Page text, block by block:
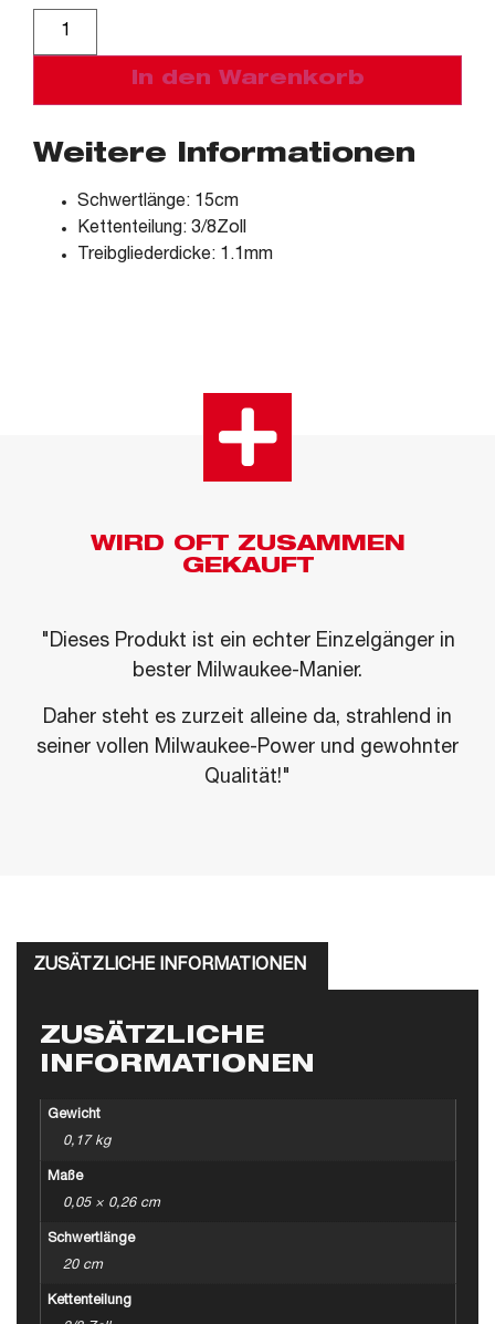
In den Warenkorb
Weitere Informationen
Schwertlänge: 15cm
Kettenteilung: 3/8Zoll
Treibgliederdicke: 1.1mm
WIRD OFT ZUSAMMEN
GEKAUFT
"Dieses Produkt ist ein echter Einzelgänger in
bester Milwaukee-Manier.
Daher steht es zurzeit alleine da, strahlend in
seiner vollen Milwaukee-Power und gewohnter
Qualität!"
ZUSÄTZLICHE INFORMATIONEN
ZUSÄTZLICHE
INFORMATIONEN
Gewicht
0,17 kg
Maße
0,05 × 0,26 cm
Schwertlänge
20 cm
Kettenteilung